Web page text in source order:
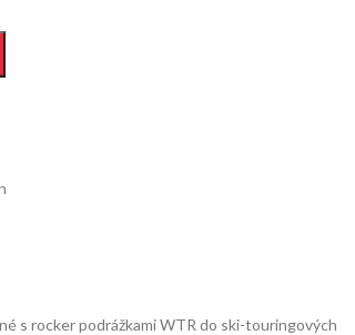
s rocker podrážkami WTR do ski-touringových